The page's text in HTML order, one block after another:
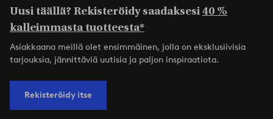
Uusi täällä? Rekisteröidy saadaksesi40 %
kalleimmasta tuotteesta*
Asiakkaana meillä olet ensimmäinen, jolla on eksklusiivisia
tarjouksia, jännittäviä uutisia ja paljon inspiraatiota.
Rekisteröidy itse